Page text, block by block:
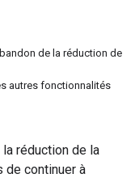
de la réduction de
autres fonctionnalités
réduction de la
de continuer à